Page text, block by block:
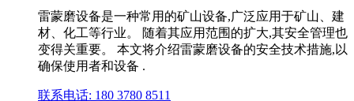
雷蒙磨设备是一种常用的矿山设备,广泛应用于矿山、建
材、化工等行业。 随着其应用范围的扩大,其安全管理也
变得关重要。 本文将介绍雷蒙磨设备的安全技术措施,以
确保使用者和设备 .
联系电话: 180 3780 8511